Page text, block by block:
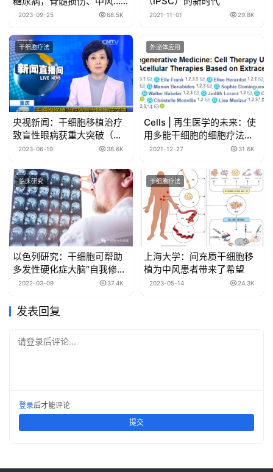
每一个都是顽疾。
2023-09-25 68.5K 2021-11-01 29.8K
干细胞疗法
央视新闻：干细胞移植治疗
致盲性眼病获重大突破（第
三军医大）
2023-06-19 38.6K
外泌体应用
Cells | 再生医学的未来：使
用多能干细胞的细胞疗法和
基于细胞外囊泡的无细胞疗
2021-12-27 31.6K
临床研究
以色列研究：干细胞可帮助
多发性硬化症大脑“自我修
复”
2022-03-09 37.4K
干细胞疗法
上海大学：间充质干细胞移
植为中风患者带来了希望
2023-05-14 24.3K
发表回复
请登录后评论...
登录后才能评论
提交